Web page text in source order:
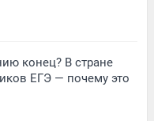
конец? В стране
ЕГЭ — почему это